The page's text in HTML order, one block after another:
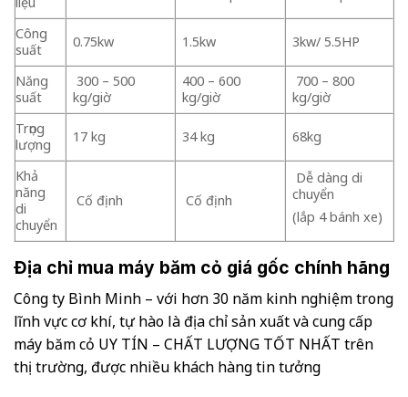
Công
suất
0.75kw 1.5kw 3kw/ 5.5HP
Năng
suất
300 – 500
kg/giờ
400 – 600
kg/giờ
700 – 800
kg/giờ
Trọng
lượng
17 kg 34 kg 68kg
Khả
năng
di
chuyển
Cố định Cố định
Dễ dàng di
chuyển
(lắp 4 bánh xe)
Địa chỉ mua máy băm cỏ giá gốc chính hãng
Công ty Bình Minh – với hơn 30 năm kinh nghiệm trong
lĩnh vực cơ khí, tự hào là địa chỉ sản xuất và cung cấp
máy băm cỏ UY TÍN – CHẤT LƯỢNG TỐT NHẤT trên
thị trường, được nhiều khách hàng tin tưởng